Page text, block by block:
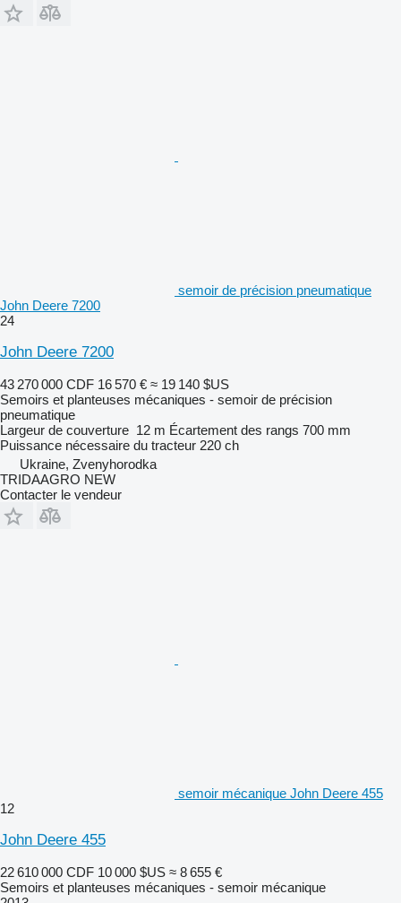
semoir de précision pneumatique
John Deere 7200
24
John Deere 7200
43 270 000 CDF 16 570 € ≈ 19 140 $US
Semoirs et planteuses mécaniques - semoir de précision
pneumatique
Largeur de couverture 12 m Écartement des rangs 700 mm
Puissance nécessaire du tracteur 220 ch
Ukraine, Zvenyhorodka
TRIDAAGRO NEW
Contacter le vendeur
semoir mécanique John Deere 455
12
John Deere 455
22 610 000 CDF 10 000 $US ≈ 8 655 €
Semoirs et planteuses mécaniques - semoir mécanique